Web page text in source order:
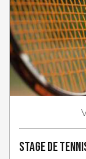
Stage de